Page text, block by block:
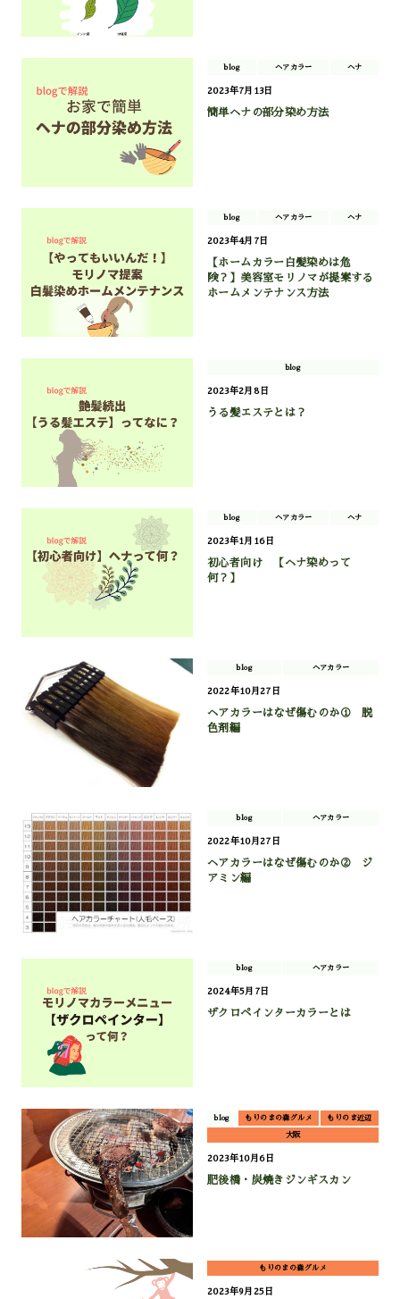
blog ヘアカラー ヘナ
2023年7月13日
簡単ヘナの部分染め方法
blog ヘアカラー ヘナ
2023年4月7日
【ホームカラー白髪染めは危
険？】美容室モリノマが提案する
ホームメンテナンス方法
blog
2023年2月8日
うる髪エステとは？
blog ヘアカラー ヘナ
2023年1月16日
初心者向け 【ヘナ染めって
何？】
blog ヘアカラー
2022年10月27日
ヘアカラーはなぜ傷むのか① 脱
色剤編
blog ヘアカラー
2022年10月27日
ヘアカラーはなぜ傷むのか② ジ
アミン編
blog ヘアカラー
2024年5月7日
ザクロペインターカラーとは
blog もりのまの森グルメ もりのま近辺
大阪
2023年10月6日
肥後橋・炭焼きジンギスカン
もりのまの森グルメ
2023年9月25日